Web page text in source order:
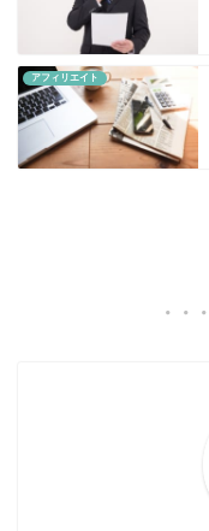
アフィリエイト